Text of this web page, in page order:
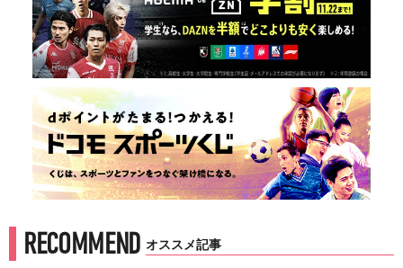
RECOMMEND オススメ記事